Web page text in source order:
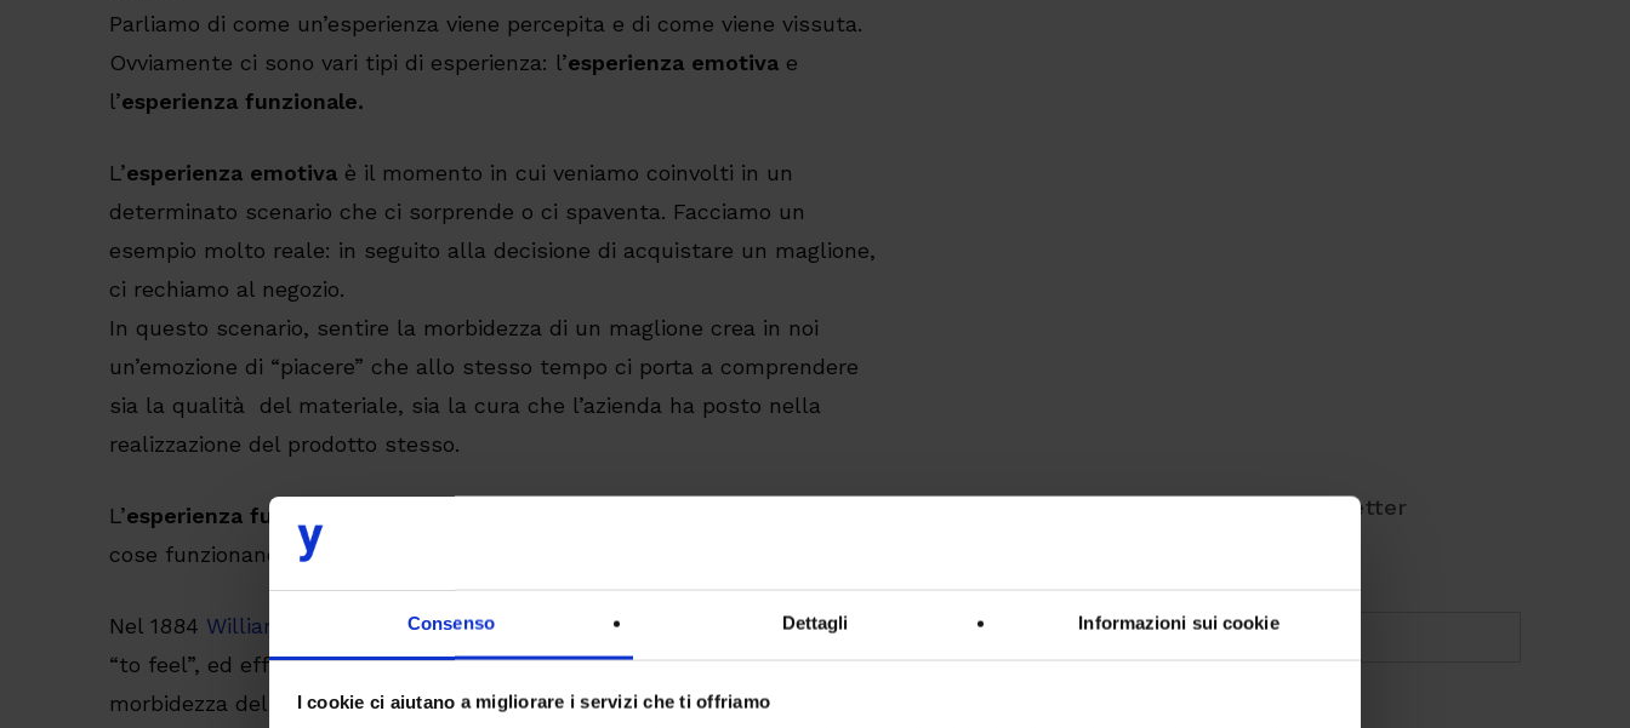
Consenso Dettagli Informazioni sui cookie
I cookie ci aiutano a migliorare i servizi che ti offriamo
Parliamo di come un’esperienza viene percepita e di come viene vissuta.
Ovviamente ci sono vari tipi di esperienza: l’esperienza emotiva e
l’esperienza funzionale.
L’esperienza emotiva è il momento in cui veniamo coinvolti in un
determinato scenario che ci sorprende o ci spaventa. Facciamo un
esempio molto reale: in seguito alla decisione di acquistare un maglione,
ci rechiamo al negozio.
In questo scenario, sentire la morbidezza di un maglione crea in noi
un’emozione di “piacere” che allo stesso tempo ci porta a comprendere
sia la qualità del materiale, sia la cura che l’azienda ha posto nella
realizzazione del prodotto stesso.
L’esperienza funzionale
cose funzionano come vogliamo”.
Nel 1884 William James
ha definito le emozioni come “il sentire” ovvero
“to feel”, ed effettivamente ci “sentiamo bene” o “sentiamo” la
morbidezza del maglione. James ha determinato questo aspetto,
Iscriviti alla newsletter